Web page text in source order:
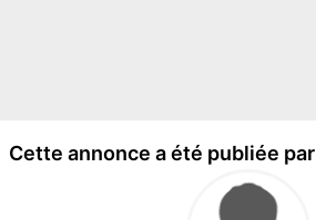
Cette annonce a été publiée par